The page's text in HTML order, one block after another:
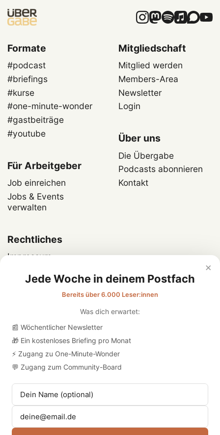
Formate
#podcast
#briefings
#kurse
#one-minute-wonder
#gastbeiträge
#youtube
Mitgliedschaft
Mitglied werden
Members-Area
Newsletter
Login
Für Arbeitgeber
Job einreichen
Jobs & Events
verwalten
Über uns
Die Übergabe
Podcasts abonnieren
Kontakt
Rechtliches
Impressum
×
Jede Woche in deinem Postfach
Bereits über 6.000 Leser:innen
Was dich erwartet:
📰 Wöchentlicher Newsletter
🎁 Ein kostenloses Briefing pro Monat
⚡ Zugang zu One-Minute-Wonder
💬 Zugang zum Community-Board